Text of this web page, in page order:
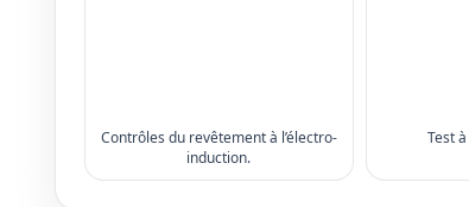
Contrôles du revêtement à l’électro-
induction.
Test